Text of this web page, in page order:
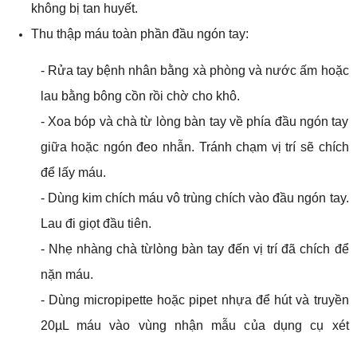
không bị tan huyết.
Thu thập máu toàn phần đầu ngón tay:
- Rửa tay bệnh nhân bằng xà phòng và nước ấm hoặc
lau bằng bông cồn rồi chờ cho khô.
- Xoa bóp và chà từ lòng bàn tay về phía đầu ngón tay
giữa hoặc ngón đeo nhẫn. Tránh chạm vị trí sẽ chích
để lấy máu.
- Dùng kim chích máu vô trùng chích vào đầu ngón tay.
Lau đi giọt đầu tiên.
- Nhẹ nhàng chà từlòng bàn tay đến vị trí đã chích để
nặn máu.
- Dùng micropipette hoặc pipet nhựa để hút và truyền
20µL máu vào vùng nhận mẫu của dụng cụ xét